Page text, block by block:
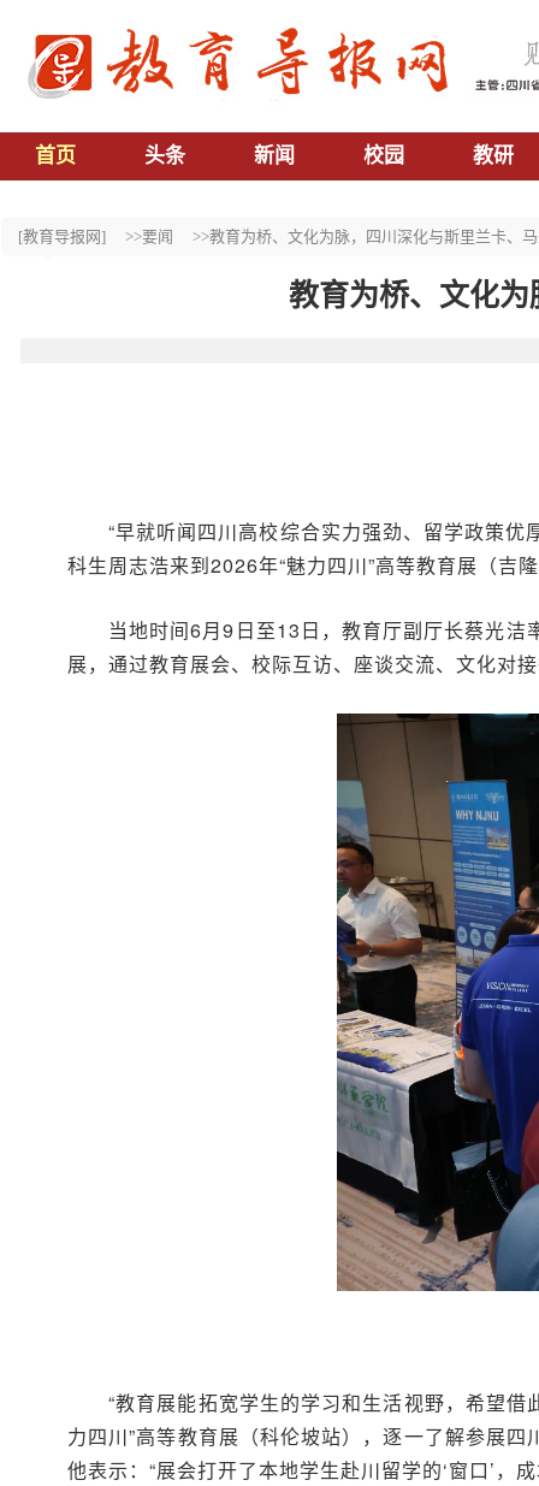
首页 头条 新闻 校园 教研
[教育导报网] >>要闻 >>教育为桥、文化为脉，四川深化与斯里兰卡、
教育为桥、文化
“早就听闻四川高校综合实力强劲、留学政策
科生周志浩来到2026年“魅力四川”高等教育展（吉
当地时间6月9日至13日，教育厅副厅长蔡光
展，通过教育展会、校际互访、座谈交流、文化对
“教育展能拓宽学生的学习和生活视野，希望
力四川”高等教育展（科伦坡站），逐一了解参展
他表示：“展会打开了本地学生赴川留学的‘窗口’，